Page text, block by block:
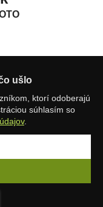
ušlo
ktorí odoberajú
súhlasím so
.